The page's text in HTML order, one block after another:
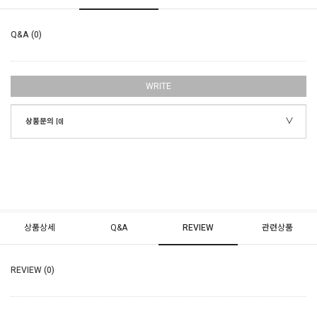
Q&A (0)
WRITE
상품문의 [0]
상품상세 Q&A REVIEW 관련상품
REVIEW (0)